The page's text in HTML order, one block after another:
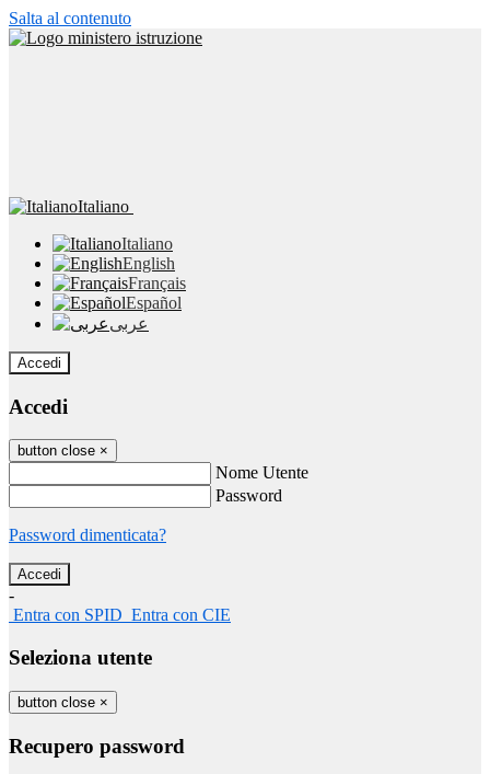
Salta al contenuto
Italiano
Italiano
English
Français
Español
عربى
Accedi
Accedi
button close ×
Nome Utente
Password
Password dimenticata?
-
Entra con SPID Entra con CIE
Seleziona utente
button close ×
Recupero password